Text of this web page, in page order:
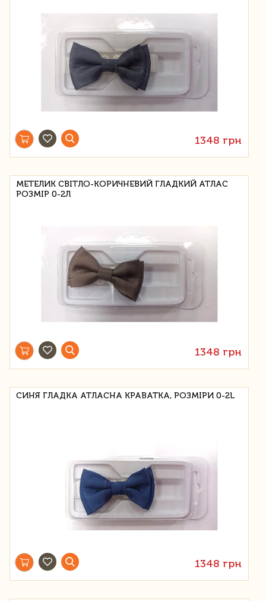
1348 грн
МЕТЕЛИК СВІТЛО-КОРИЧНЕВИЙ ГЛАДКИЙ АТЛАС
РОЗМІР 0-2Л
1348 грн
СИНЯ ГЛАДКА АТЛАСНА КРАВАТКА, РОЗМІРИ 0-2L
1348 грн